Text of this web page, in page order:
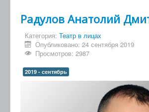
Радулов Анатолий
Категория: Театр в лицах
Опубликовано: 24 сентября 2019
Просмотров: 2987
2019 - сентябрь